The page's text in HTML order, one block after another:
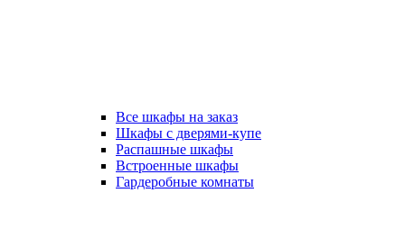
Все шкафы на заказ
Шкафы с дверями-купе
Распашные шкафы
Встроенные шкафы
Гардеробные комнаты